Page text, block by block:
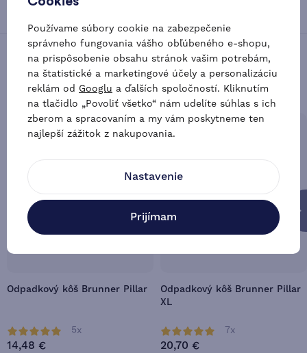
Flextrash
Zákazníci najčastejšie kupujú s týmto
produktom
-17 %
Odpadkový kôš Brunner Pillar
5x
14,48 €
-19 %
Odpadkový kôš Brunner Pillar
XL
7x
20,70 €
Používame súbory cookie na zabezpečenie
správneho fungovania vášho obľúbeného e-shopu,
na prispôsobenie obsahu stránok vašim potrebám,
na štatistické a marketingové účely a personalizáciu
reklám od Googlu a ďalších spoločností. Kliknutím
na tlačidlo „Povoliť všetko“ nám udelíte súhlas s ich
zberom a spracovaním a my vám poskytneme ten
najlepší zážitok z nakupovania.
Nastavenie
Prijímam